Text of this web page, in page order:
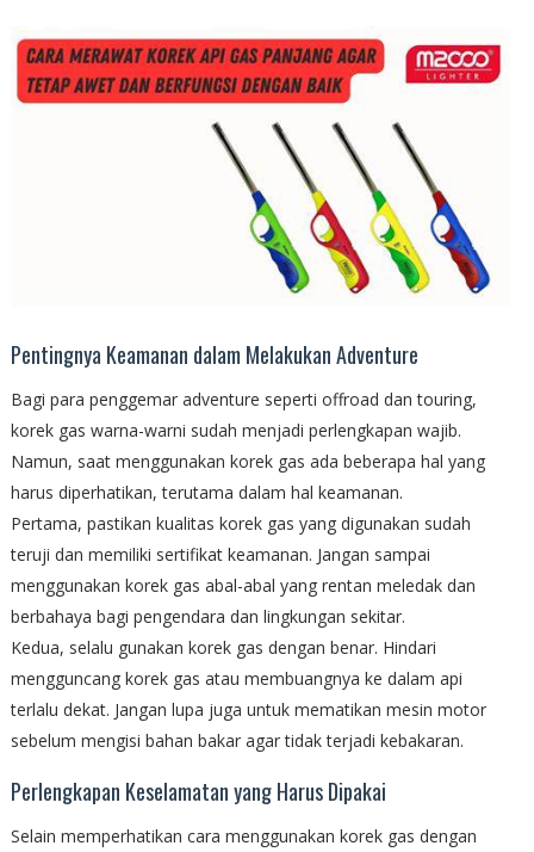
Pentingnya Keamanan dalam Melakukan Adventure
Bagi para penggemar adventure seperti offroad dan touring,
korek gas warna-warni sudah menjadi perlengkapan wajib.
Namun, saat menggunakan korek gas ada beberapa hal yang
harus diperhatikan, terutama dalam hal keamanan.
Pertama, pastikan kualitas korek gas yang digunakan sudah
teruji dan memiliki sertifikat keamanan. Jangan sampai
menggunakan korek gas abal-abal yang rentan meledak dan
berbahaya bagi pengendara dan lingkungan sekitar.
Kedua, selalu gunakan korek gas dengan benar. Hindari
mengguncang korek gas atau membuangnya ke dalam api
terlalu dekat. Jangan lupa juga untuk mematikan mesin motor
sebelum mengisi bahan bakar agar tidak terjadi kebakaran.
Perlengkapan Keselamatan yang Harus Dipakai
Selain memperhatikan cara menggunakan korek gas dengan